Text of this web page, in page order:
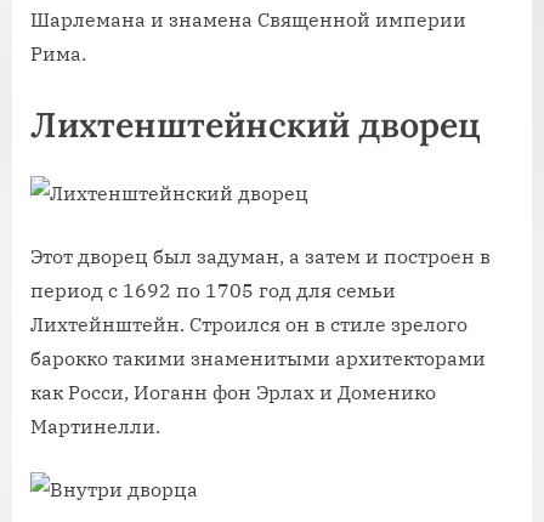
Шарлемана и знамена Священной империи
Рима.
Лихтенштейнский дворец
Этот дворец был задуман, а затем и построен в
период с 1692 по 1705 год для семьи
Лихтейнштейн. Строился он в стиле зрелого
барокко такими знаменитыми архитекторами
как Росси, Иоганн фон Эрлах и Доменико
Мартинелли.